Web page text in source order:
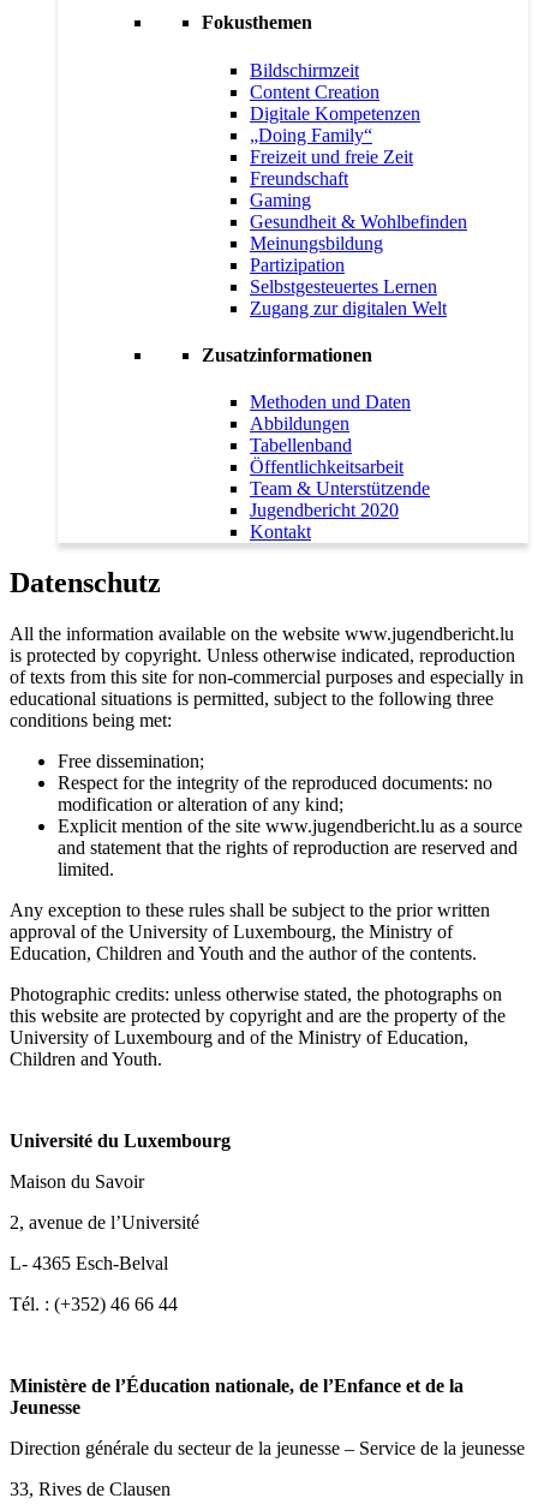
Fokusthemen
Bildschirmzeit
Content Creation
Digitale Kompetenzen
„Doing Family“
Freizeit und freie Zeit
Freundschaft
Gaming
Gesundheit & Wohlbefinden
Meinungsbildung
Partizipation
Selbstgesteuertes Lernen
Zugang zur digitalen Welt
Zusatzinformationen
Methoden und Daten
Abbildungen
Tabellenband
Öffentlichkeitsarbeit
Team & Unterstützende
Jugendbericht 2020
Kontakt
Datenschutz
All the information available on the website www.jugendbericht.lu
is protected by copyright. Unless otherwise indicated, reproduction
of texts from this site for non-commercial purposes and especially in
educational situations is permitted, subject to the following three
conditions being met:
Free dissemination;
Respect for the integrity of the reproduced documents: no
modification or alteration of any kind;
Explicit mention of the site www.jugendbericht.lu as a source
and statement that the rights of reproduction are reserved and
limited.
Any exception to these rules shall be subject to the prior written
approval of the University of Luxembourg, the Ministry of
Education, Children and Youth and the author of the contents.
Photographic credits: unless otherwise stated, the photographs on
this website are protected by copyright and are the property of the
University of Luxembourg and of the Ministry of Education,
Children and Youth.
Université du Luxembourg
Maison du Savoir
2, avenue de l’Université
L- 4365 Esch-Belval
Tél. : (+352) 46 66 44
Ministère de l’Éducation nationale, de l’Enfance et de la
Jeunesse
Direction générale du secteur de la jeunesse – Service de la jeunesse
33, Rives de Clausen